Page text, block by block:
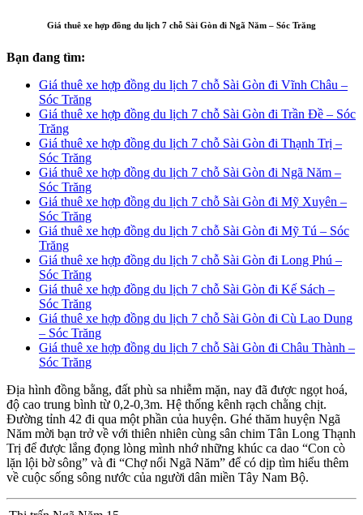
Giá thuê xe hợp đồng du lịch 7 chỗ Sài Gòn đi Ngã Năm – Sóc Trăng
Bạn đang tìm:
Giá thuê xe hợp đồng du lịch 7 chỗ Sài Gòn đi Vĩnh Châu –
Sóc Trăng
Giá thuê xe hợp đồng du lịch 7 chỗ Sài Gòn đi Trần Đề – Sóc
Trăng
Giá thuê xe hợp đồng du lịch 7 chỗ Sài Gòn đi Thạnh Trị –
Sóc Trăng
Giá thuê xe hợp đồng du lịch 7 chỗ Sài Gòn đi Ngã Năm –
Sóc Trăng
Giá thuê xe hợp đồng du lịch 7 chỗ Sài Gòn đi Mỹ Xuyên –
Sóc Trăng
Giá thuê xe hợp đồng du lịch 7 chỗ Sài Gòn đi Mỹ Tú – Sóc
Trăng
Giá thuê xe hợp đồng du lịch 7 chỗ Sài Gòn đi Long Phú –
Sóc Trăng
Giá thuê xe hợp đồng du lịch 7 chỗ Sài Gòn đi Kế Sách –
Sóc Trăng
Giá thuê xe hợp đồng du lịch 7 chỗ Sài Gòn đi Cù Lao Dung
– Sóc Trăng
Giá thuê xe hợp đồng du lịch 7 chỗ Sài Gòn đi Châu Thành –
Sóc Trăng
Địa hình đồng bằng, đất phù sa nhiễm mặn, nay đã được ngọt hoá,
độ cao trung bình từ 0,2-0,3m. Hệ thống kênh rạch chằng chịt.
Đường tỉnh 42 đi qua một phần của huyện. Ghé thăm huyện Ngã
Năm mời bạn trở về với thiên nhiên cùng sân chim Tân Long Thạnh
Trị để được lắng đọng lòng mình nhớ những khúc ca dao “Con cò
lặn lội bờ sông” và đi “Chợ nổi Ngã Năm” để có dịp tìm hiểu thêm
về cuộc sống sông nước của người dân miền Tây Nam Bộ.